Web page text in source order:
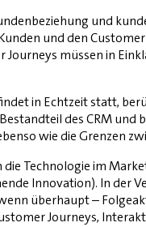
und
und den
Journeys müssen in
in Echtzeit statt,
des CRM
wie die Grenzen
die Technologie im
Innovation). In
überhaupt –
Journeys,